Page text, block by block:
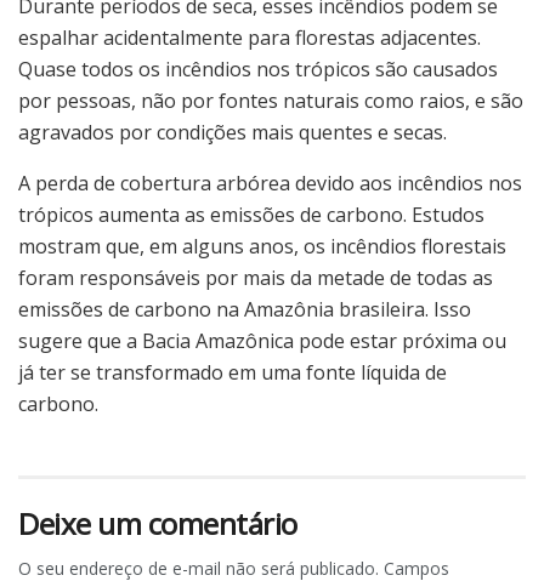
Durante períodos de seca, esses incêndios podem se
espalhar acidentalmente para florestas adjacentes.
Quase todos os incêndios nos trópicos são causados
por pessoas, não por fontes naturais como raios, e são
agravados por condições mais quentes e secas.
A perda de cobertura arbórea devido aos incêndios nos
trópicos aumenta as emissões de carbono. Estudos
mostram que, em alguns anos, os incêndios florestais
foram responsáveis por mais da metade de todas as
emissões de carbono na Amazônia brasileira. Isso
sugere que a Bacia Amazônica pode estar próxima ou
já ter se transformado em uma fonte líquida de
carbono.
Deixe um comentário
O seu endereço de e-mail não será publicado. Campos